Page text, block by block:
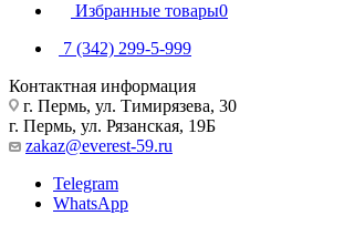
Избранные товары0
7 (342) 299-5-999
Контактная информация
г. Пермь, ул. Тимирязева, 30
г. Пермь, ул. Рязанская, 19Б
zakaz@everest-59.ru
Telegram
WhatsApp